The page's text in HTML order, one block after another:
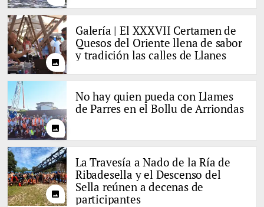
photo
Galería | El XXXVII Certamen de
Quesos del Oriente llena de sabor
y tradición las calles de Llanes
photo
No hay quien pueda con Llames
de Parres en el Bollu de Arriondas
photo
La Travesía a Nado de la Ría de
Ribadesella y el Descenso del
Sella reúnen a decenas de
participantes